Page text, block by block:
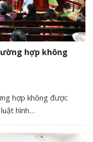
hợp không
hợp không được
hình…